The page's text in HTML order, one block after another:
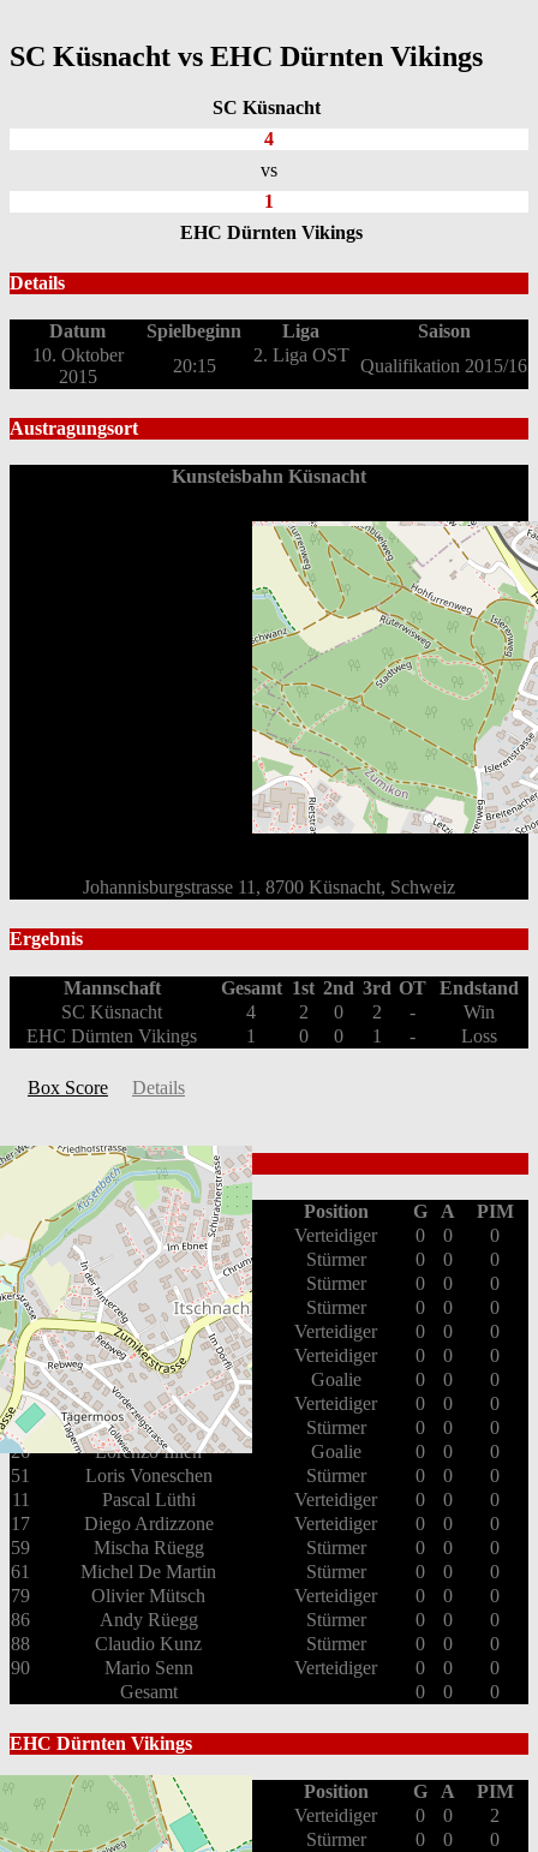
SC Küsnacht vs EHC Dürnten Vikings
SC Küsnacht
4
vs
1
EHC Dürnten Vikings
Details
Datum Spielbeginn Liga
Saison
10. Oktober
2015
20:15
2. Liga OST
Qualifikation 2015/16
Austragungsort
Kunsteisbahn Küsnacht
Johannisburgstrasse 11, 8700 Küsnacht, Schweiz
Ergebnis
Mannschaft Gesamt 1st 2nd 3rd OT
Endstand
SC Küsnacht
4 2 0 2 -
Win
EHC Dürnten Vikings
1 0 0 1 - Loss
Box Score Details
SC Küsnacht
Spieler Position G A
PIM
Fabian Tschanz Verteidiger 0 0
0
8
Thomas Dietrich Stürmer 0 0
0
13
Marcel Zaugg Stürmer 0 0
0
14
Yves Rüegg Stürmer 0 0
0
16
Christoph Schmid Verteidiger 0 0
0
19
Lukas Schmid Verteidiger 0 0
0
55
Fabian Ryffel Goalie 0 0
0
23
Noël Brunner Verteidiger 0 0
0
25
Alain Deubelbeiss Stürmer 0 0
0
26
Lorenzo Illien Goalie 0 0
0
51
Loris Voneschen Stürmer 0 0
0
11
Pascal Lüthi Verteidiger 0 0
0
17
Diego Ardizzone Verteidiger 0 0
0
59
Mischa Rüegg Stürmer 0 0
0
61
Michel De Martin Stürmer 0 0
0
79
Olivier Mütsch Verteidiger 0 0
0
86
Andy Rüegg Stürmer 0 0
0
88
Claudio Kunz Stürmer 0 0
0
90
Mario Senn Verteidiger 0 0
0
Gesamt
0 0 0
EHC Dürnten Vikings
Spieler Position G A
PIM
Fabian Tschanz Verteidiger 0 0
2
8
Thomas Dietrich Stürmer 0 0
0